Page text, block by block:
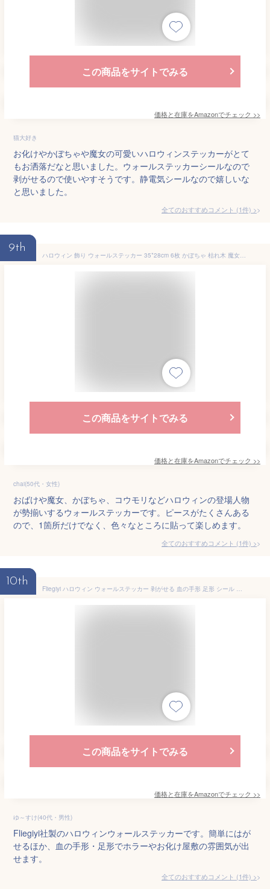
この商品をサイトでみる
価格と在庫をAmazonでチェック >>
猫大好き
お化けやかぼちゃや魔女の可愛いハロウィンステッカーがとて
もお洒落だなと思いました。ウォールステッカーシールなので
剥がせるので使いやすそうです。静電気シールなので嬉しいな
と思いました。
全てのおすすめコメント (1件) >
9th
ハロウィン 飾り ウォールステッカー 35*28cm 6枚 かぼちゃ 枯れ木 魔女 バット お化け 壁紙シール 装飾 店 部屋 窓 ステッカー DIY ハロウィン かぼちゃ おばけ
この商品をサイトでみる
価格と在庫をAmazonでチェック >>
chai(50代・女性)
おばけや魔女、かぼちゃ、コウモリなどハロウィンの登場人物
が勢揃いするウォールステッカーです。ピースがたくさんある
ので、1箇所だけでなく、色々なところに貼って楽しめます。
全てのおすすめコメント (1件) >
10th
Fliegiyi ハロウィン ウォールステッカー 剥がせる 血の手形 足形 シール 壁 装飾 お化け屋敷 ホラーシリーズ 雰囲気作り パーティー小物 スタイル11
この商品をサイトでみる
価格と在庫をAmazonでチェック >>
ゆ～すけ(40代・男性)
Fliegiyi社製のハロウィンウォールステッカーです。簡単にはが
せるほか、血の手形・足形でホラーやお化け屋敷の雰囲気が出
せます。
全てのおすすめコメント (1件) >